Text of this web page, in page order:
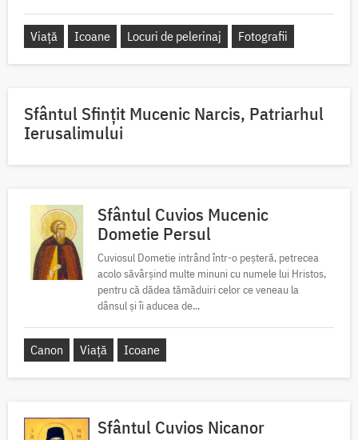
Viață Icoane Locuri de pelerinaj Fotografii
Sfântul Sfinţit Mucenic Narcis, Patriarhul
Ierusalimului
Sfântul Cuvios Mucenic
Dometie Persul
Cuviosul Dometie intrând într-o peșteră, petrecea
acolo săvârșind multe minuni cu numele lui Hristos,
pentru că dădea tămăduiri celor ce veneau la
dânsul și îi aducea de...
Canon Viață Icoane
Sfântul Cuvios Nicanor